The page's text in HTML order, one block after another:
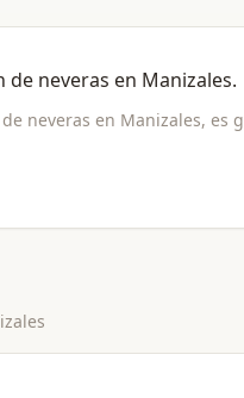
de neveras en Manizales.
neveras en Manizales, es